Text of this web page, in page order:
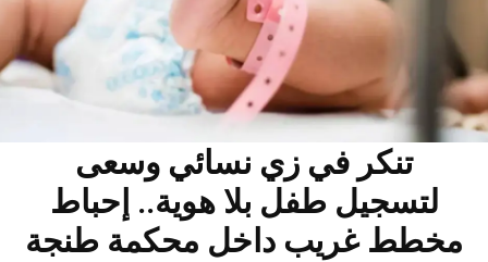
تنكر في زي نسائي وسعى
لتسجيل طفل بلا هوية.. إحباط
مخطط غريب داخل محكمة طنجة